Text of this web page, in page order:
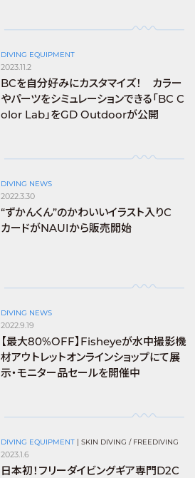
DIVING EQUIPMENT
2023.11.2
BCを自分好みにカスタマイズ！ カラー
やパーツをシミュレーションできる「BC C
olor Lab」をGD Outdoorが公開
DIVING NEWS
2022.3.30
“ずかんくん”のかわいいイラスト入りC
カードがNAUIから販売開始
DIVING NEWS
2022.9.19
【最大80%OFF】Fisheyeが水中撮影機
材アウトレットオンラインショップにて展
示・モニター品セールを開催中
DIVING EQUIPMENT |SKIN DIVING / FREEDIVING
2023.1.6
日本初！フリーダイビングギア専門D2C